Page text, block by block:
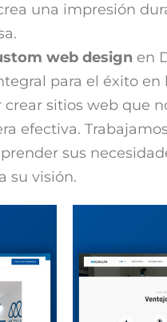
una impresión
web design en
para el éxito en
sitios web que
efectiva.
sus
su visión.